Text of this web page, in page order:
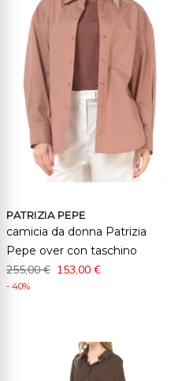
PATRIZIA PEPE
camicia da donna Patrizia
Pepe over con taschino
255,00 € 153,00 €
- 40%